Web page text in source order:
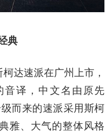
典
达速派在广州上市，
音译，中文名由原先
级而来的速派采用斯柯
雅、大气的整体风格